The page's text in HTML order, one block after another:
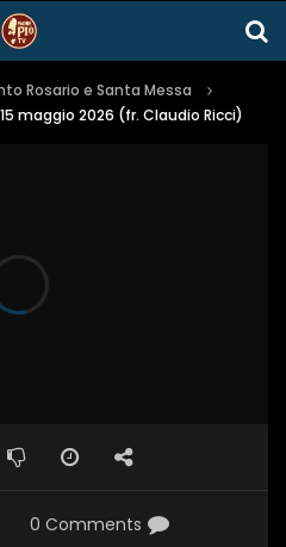
Rosario e Santa Messa
maggio 2026 (fr. Claudio Ricci)
0 Comments